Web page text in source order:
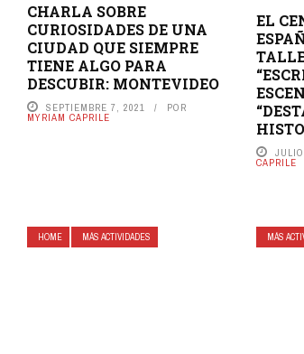
CHARLA SOBRE
CURIOSIDADES DE UNA
CIUDAD QUE SIEMPRE
TIENE ALGO PARA
DESCUBIR: MONTEVIDEO
SEPTIEMBRE 7, 2021 POR
MYRIAM CAPRILE
EL
CAPRILE
HOME MÁS ACTIVIDADES MÁS